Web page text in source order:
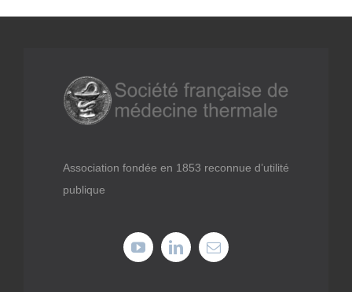
Actualités
Médiathèque
Recherche
Offres professionnelles
Association fondée en 1853 reconnue d’utilité
publique